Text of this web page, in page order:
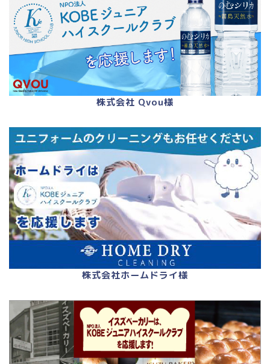
株式会社 Qvou様
株式会社ホームドライ様